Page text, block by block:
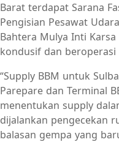
Barat terdapat Sarana
Pengisian Pesawat
Bahtera Mulya Inti
kondusif dan
“Supply BBM untuk
Parepare dan Terminal
menentukan supply
dijalankan pengecekan
balasan gempa yang